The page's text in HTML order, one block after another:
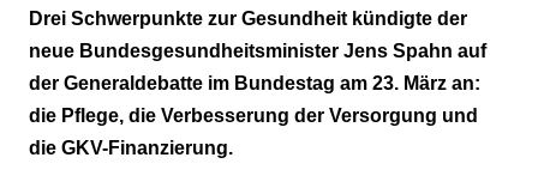
„Viel Glück und eine gute Hand“
„Ein planwirtschaftlicher Eingriff“
„Wir werden den Minister an seinen Taten
messen“
Drei Schwerpunkte zur Gesundheit kündigte der
neue Bundesgesundheitsminister Jens Spahn auf
der Generaldebatte im Bundestag am 23. März an:
die Pflege, die Verbesserung der Versorgung und
die GKV-Finanzierung.